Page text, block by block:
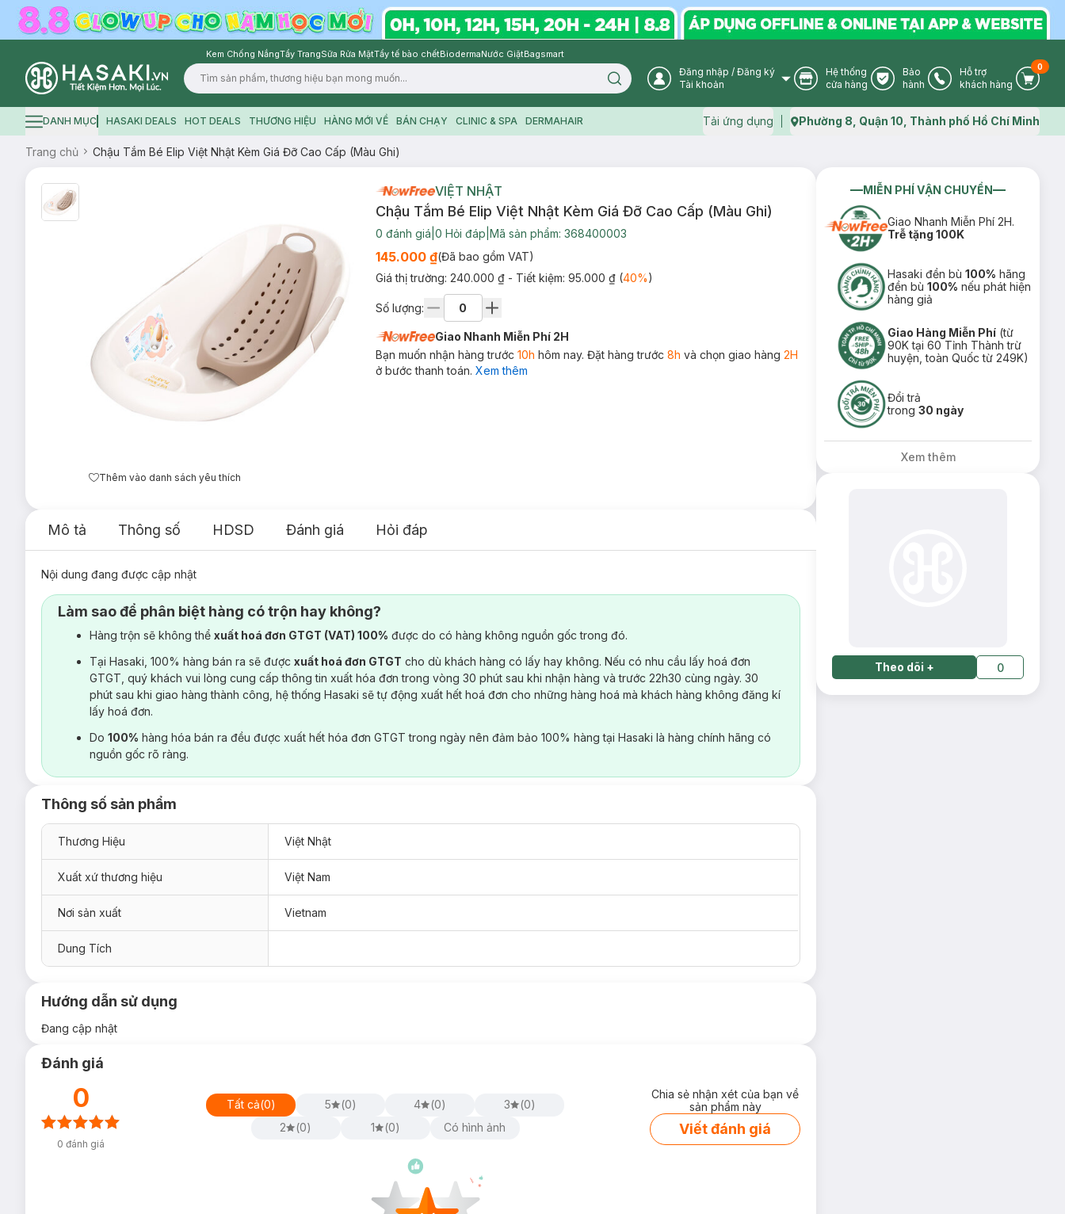
Kem Chống NắngTẩy TrangSữa Rửa MặtTẩy tế bào chếtBiodermaNước GiặtBagsmart
Logo
Search icon User Icon
Đăng nhập / Đăng ký
Tài khoản
Store Icon
Hệ thống
cửa hàng
Warranty Icon
Bảo
hành
Phone Icon
Hỗ trợ
khách hàng
Cart
0
Hamburger icon
DANH MỤC HASAKI DEALS HOT DEALS THƯƠNG HIỆU HÀNG MỚI VỀ BÁN CHẠY CLINIC & SPA DERMAHAIR Tải ứng dụng Map icon
Phường 8, Quận 10, Thành phố Hồ Chí Minh
Trang chủ Chậu Tắm Bé Elip Việt Nhật Kèm Giá Đỡ Cao Cấp (Màu Ghi)
Thêm vào danh sách yêu thích
VIỆT NHẬT
Chậu Tắm Bé Elip Việt Nhật Kèm Giá Đỡ Cao Cấp (Màu Ghi)
0 đánh giá 0 Hỏi đáp Mã sản phẩm: 368400003
145.000 ₫(Đã bao gồm VAT)
Giá thị trường: 240.000 ₫ - Tiết kiệm: 95.000 ₫(40%)
Số lượng:
Giao Nhanh Miễn Phí 2H
Bạn muốn nhận hàng trước 10h hôm nay. Đặt hàng trước 8h và chọn giao hàng 2H
ở bước thanh toán. Xem thêm
Mô tả Thông số HDSD Đánh giá Hỏi đáp
Nội dung đang được cập nhật
Làm sao để phân biệt hàng có trộn hay không?
Hàng trộn sẽ không thể xuất hoá đơn GTGT (VAT) 100% được do có hàng không nguồn gốc trong đó.
Tại Hasaki, 100% hàng bán ra sẽ được xuất hoá đơn GTGT cho dù khách hàng có lấy hay không. Nếu có nhu cầu lấy hoá đơn
GTGT, quý khách vui lòng cung cấp thông tin xuất hóa đơn trong vòng 30 phút sau khi nhận hàng và trước 22h30 cùng ngày. 30
phút sau khi giao hàng thành công, hệ thống Hasaki sẽ tự động xuất hết hoá đơn cho những hàng hoá mà khách hàng không đăng kí
lấy hoá đơn.
Do 100% hàng hóa bán ra đều được xuất hết hóa đơn GTGT trong ngày nên đảm bảo 100% hàng tại Hasaki là hàng chính hãng có
nguồn gốc rõ ràng.
Thông số sản phẩm
Thương Hiệu Việt Nhật
Xuất xứ thương hiệu Việt Nam
Nơi sản xuất Vietnam
Dung Tích
Hướng dẫn sử dụng
Đang cập nhật
Đánh giá
0
0 đánh giá
Tất cả(0) 5 (0) 4 (0) 3 (0)
2
(0) 1 (0) Có hình ảnh
Chia sẻ nhận xét của bạn về
sản phẩm này
Viết đánh giá
MIỄN PHÍ VẬN CHUYỂN
Giao Nhanh Miễn Phí 2H.
Trễ tặng 100K
Hasaki đền bù100% hãng
đền bù100% nếu phát hiện
hàng giả
Giao Hàng Miễn Phí (từ
90K tại 60 Tỉnh Thành trừ
huyện, toàn Quốc từ 249K)
Đổi trả
trong30 ngày
Xem thêm
Theo dõi + 0